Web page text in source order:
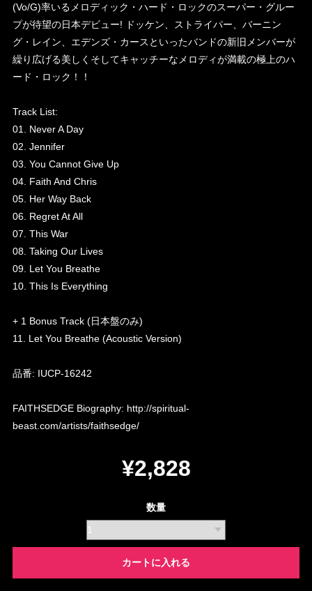
(Vo/G)率いるメロディック・ハード・ロックのスーパー・グルー
プが待望の日本デビュー! ドッケン、ストライパー、バーニン
グ・レイン、エデンズ・カースといったバンドの新旧メンバーが
繰り広げる美しくそしてキャッチーなメロディが満載の極上のハ
ード・ロック！！
Track List:
01. Never A Day
02. Jennifer
03. You Cannot Give Up
04. Faith And Chris
05. Her Way Back
06. Regret At All
07. This War
08. Taking Our Lives
09. Let You Breathe
10. This Is Everything
+ 1 Bonus Track (日本盤のみ)
11. Let You Breathe (Acoustic Version)
品番: IUCP-16242
FAITHSEDGE Biography: http://spiritual-
beast.com/artists/faithsedge/
¥2,828
数量
カートに入れる